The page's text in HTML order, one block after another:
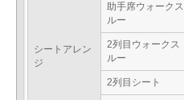
シートアレン
ジ
助手席ウォークス
ルー
2列目ウォークス
ルー
2列目シート